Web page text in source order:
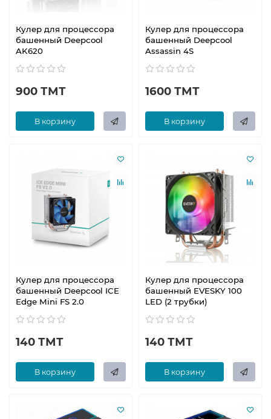
Кулер для процессора
башенный Deepcool
AK620
900 ТМТ
В корзину
Кулер для процессора
башенный Deepcool
Assassin 4S
1600 ТМТ
В корзину
Кулер для процессора
башенный Deepcool ICE
Edge Mini FS 2.0
140 ТМТ
В корзину
Кулер для процессора
башенный EVESKY 100
LED (2 трубки)
140 ТМТ
В корзину